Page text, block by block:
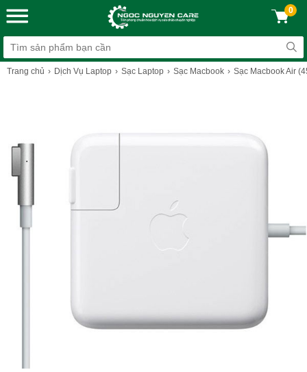
0
Trang chủ Dịch Vụ Laptop Sạc Laptop Sạc Macbook Sạc Macbook Air